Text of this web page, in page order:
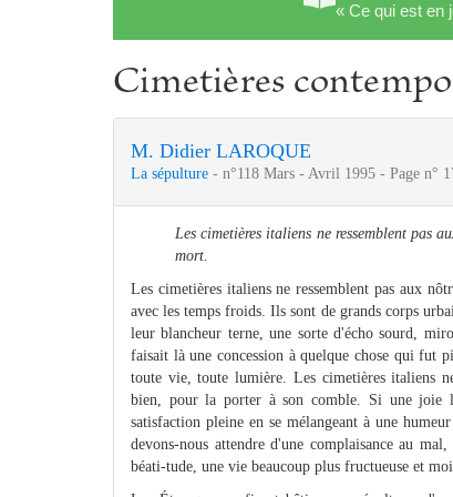
« Ce qui est en
Cimetières
M. Didier LAROQUE
La sépulture - n°118 Mars - Avril 1995 - Page n°
Les cimetières italiens ne ressemblent pas
mort.
Les cimetières italiens ne ressemblent pas aux
avec les temps froids. Ils sont de grands corps
leur blancheur terne, une sorte d'écho sourd,
faisait là une concession à quelque chose qui fut
toute vie, toute lumière. Les cimetières italiens
bien, pour la porter à son comble. Si une joie
satisfaction pleine en se mélangeant à une
devons-nous attendre d'une complaisance au
béati-tude, une vie beaucoup plus fructueuse et